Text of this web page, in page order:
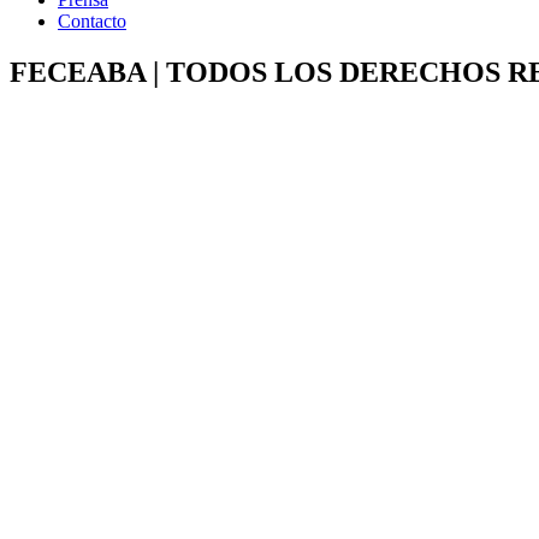
Contacto
FECEABA | TODOS LOS DERECHOS